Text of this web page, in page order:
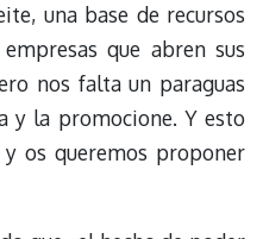
una base de recursos
que abren sus
nos falta un paraguas
y la promocione. Y esto
os queremos proponer